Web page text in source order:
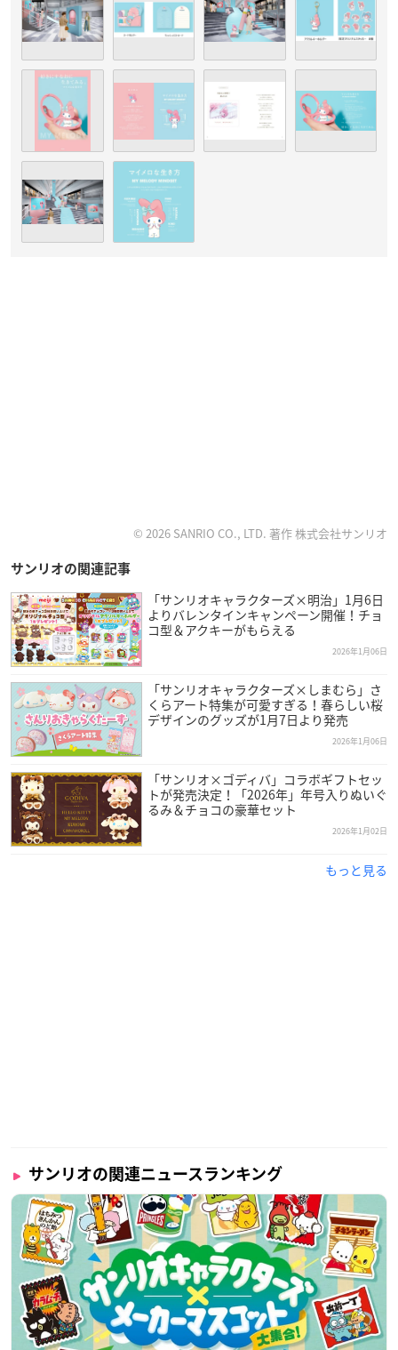
© 2026 SANRIO CO., LTD. 著作 株式会社サンリオ
サンリオの関連記事
「サンリオキャラクターズ×明治」1月6日
よりバレンタインキャンペーン開催！チョ
コ型＆アクキーがもらえる
2026年1月06日
「サンリオキャラクターズ×しまむら」さ
くらアート特集が可愛すぎる！春らしい桜
デザインのグッズが1月7日より発売
2026年1月06日
「サンリオ×ゴディバ」コラボギフトセッ
トが発売決定！「2026年」年号入りぬいぐ
るみ＆チョコの豪華セット
2026年1月02日
もっと見る
サンリオの関連ニュースランキング